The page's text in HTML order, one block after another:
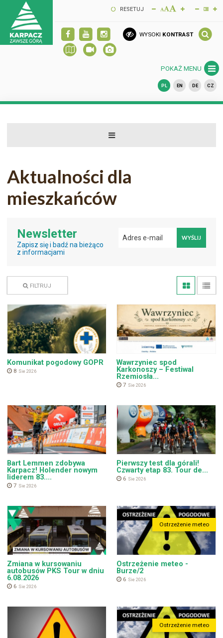
RESETUJ
WYSOKI KONTRAST
POKAŻ MENU
PL EN DE CZ
Aktualności dla
mieszkańców
Newsletter
Zapisz się i badź na bieżąco
z informacjami
WYŚLIJ
FILTRUJ
Komunikat pogodowy GOPR
8 Sie 2026
Wawrzyniec spod
Karkonoszy – Festiwal
Rzemiosła...
7 Sie 2026
Bart Lemmen zdobywa
Karpacz! Holender nowym
liderem 83....
7 Sie 2026
Pierwszy test dla górali!
Czwarty etap 83. Tour de...
6 Sie 2026
Zmiana w kursowaniu
autobusów PKS Tour w dniu
6.08.2026
6 Sie 2026
Ostrzeżenie meteo -
Burze/2
Ostrzeżenie meteo
6 Sie 2026
Ostrzeżenie meteo